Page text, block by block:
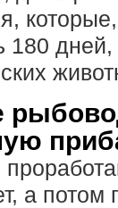
180
а